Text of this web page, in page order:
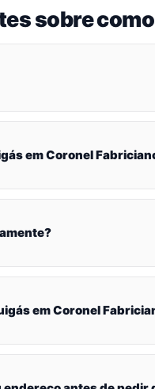
sobre
em Coronel
em Coronel